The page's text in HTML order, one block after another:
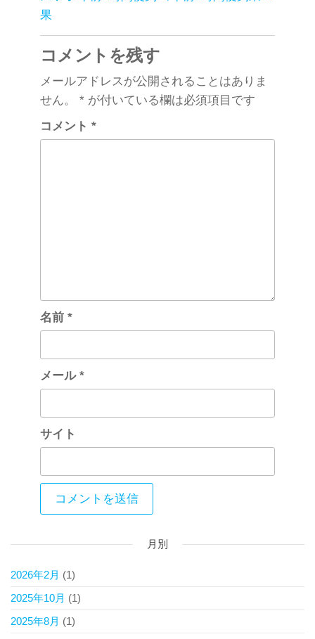
k
果
コメントを残す
メールアドレスが公開されることはありま
せん。
*が付いている欄は必須項目です
コメント *
名前 *
メール *
サイト
月別
2026年2月 (1)
2025年10月 (1)
2025年8月 (1)